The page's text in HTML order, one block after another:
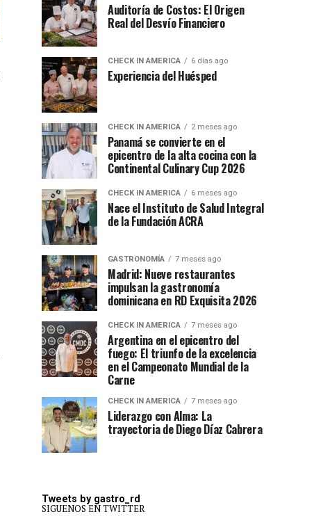
Auditoría de Costos: El Origen
Real del Desvío Financiero
CHECK IN AMERICA 6 días ago
Experiencia del Huésped
CHECK IN AMERICA 2 meses ago
Panamá se convierte en el
epicentro de la alta cocina con la
Continental Culinary Cup 2026
CHECK IN AMERICA 6 meses ago
Nace el Instituto de Salud Integral
de la Fundación ACRA
GASTRONOMÍA 7 meses ago
Madrid: Nueve restaurantes
impulsan la gastronomía
dominicana en RD Exquisita 2026
CHECK IN AMERICA 7 meses ago
Argentina en el epicentro del
fuego: El triunfo de la excelencia
en el Campeonato Mundial de la
Carne
CHECK IN AMERICA 7 meses ago
Liderazgo con Alma: La
trayectoria de Diego Díaz Cabrera
Tweets by gastro_rd
SIGUENOS EN TWITTER